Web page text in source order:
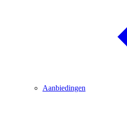
Aanbiedingen